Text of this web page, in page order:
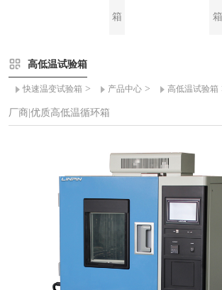
箱 箱
高低温试验箱
快速温变试验箱 > 产品中心 > 高低温试验箱
厂商|优质高低温循环箱